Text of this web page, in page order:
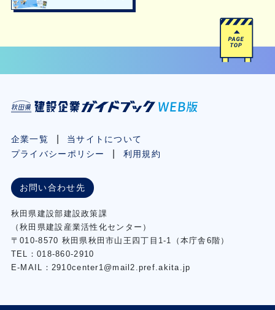
企業一覧
当サイトについて
プライバシーポリシー
利用規約
お問い合わせ先
秋⽥県建設部建設政策課
（秋⽥県建設産業活性化センター）
〒010-8570 秋田県秋田市⼭王四丁⽬1-1（本庁舎6階）
TEL：018-860-2910
E-MAIL：2910center1@mail2.pref.akita.jp